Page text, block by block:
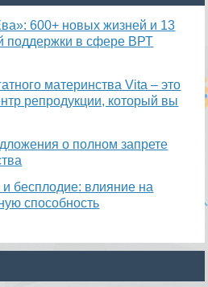
600+ новых жизней и 13
поддержки в сфере ВРТ
материнства Vita – это
репродукции, который вы
о полном запрете
и бесплодие: влияние на
способность